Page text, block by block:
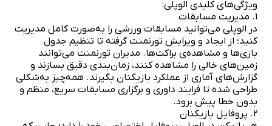
ویژگی‌های کلیدی الوپلی:
1. مدیریت مسابقات
در الوپلی می‌توانید مسابقات ورزشی را به‌صورت کامل مدیریت
کنید؛ از ایجاد و ویرایش تورنمنت گرفته تا تنظیم جدول
بازی‌ها و مشاهده‌ی براکت‌ها. مدیران تورنمنت می‌توانند
زمین‌های خالی را مشاهده کنند، زمان‌بندی دقیق بسازند و
گزارش‌های آماری از عملکرد بازیکنان بگیرند. همه‌چیز به‌شکلی
طراحی شده تا فرایند داوری و برگزاری مسابقات سریع، منظم و
بدون خطا پیش برود.
2. پروفایل بازیکنان